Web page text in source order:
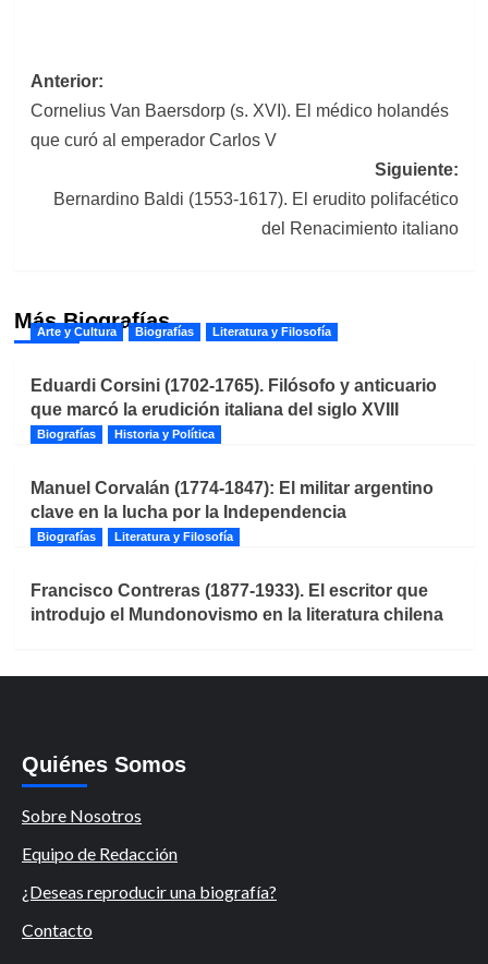
Navegación
de
entradas
Anterior:
Cornelius Van Baersdorp (s. XVI). El médico holandés
que curó al emperador Carlos V
Siguiente:
Bernardino Baldi (1553-1617). El erudito polifacético
del Renacimiento italiano
Más Biografías
Arte y Cultura Biografías Literatura y Filosofía
Eduardi Corsini (1702-1765). Filósofo y anticuario
que marcó la erudición italiana del siglo XVIII
Biografías Historia y Política
Manuel Corvalán (1774-1847): El militar argentino
clave en la lucha por la Independencia
Biografías Literatura y Filosofía
Francisco Contreras (1877-1933). El escritor que
introdujo el Mundonovismo en la literatura chilena
Quiénes Somos
Sobre Nosotros
Equipo de Redacción
¿Deseas reproducir una biografía?
Contacto